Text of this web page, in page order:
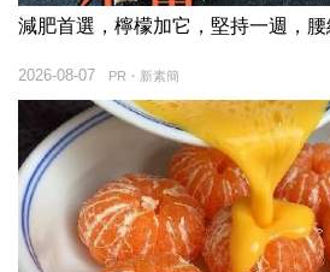
減肥首選，檸檬加它，堅持一週，
PR・新素簡
2026-08-07